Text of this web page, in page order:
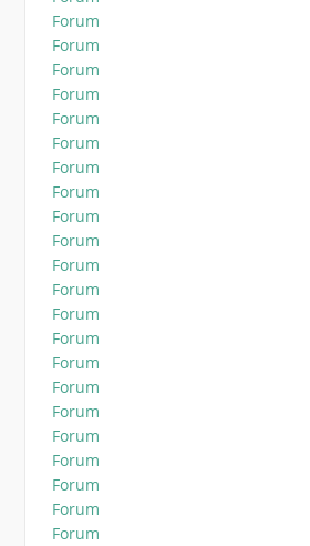
Forum
Forum
Forum
Forum
Forum
Forum
Forum
Forum
Forum
Forum
Forum
Forum
Forum
Forum
Forum
Forum
Forum
Forum
Forum
Forum
Forum
Forum